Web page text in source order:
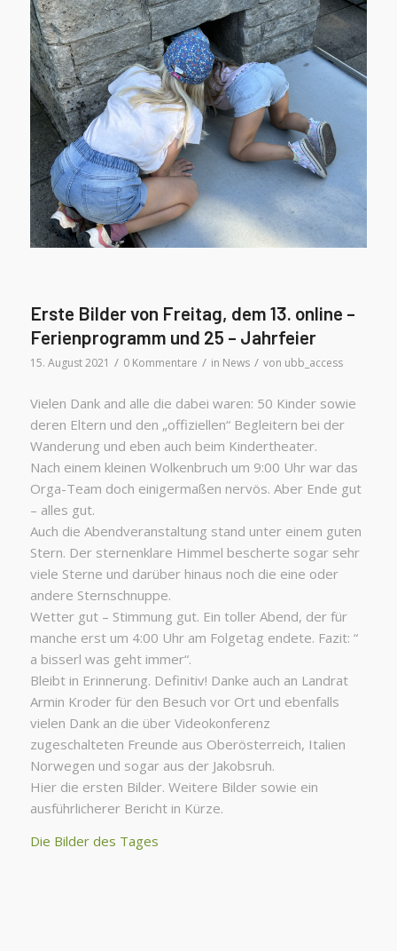
Erste Bilder von Freitag, dem 13. online –
Ferienprogramm und 25 – Jahrfeier
15. August 2021 / 0 Kommentare / in News / von ubb_access
Vielen Dank and alle die dabei waren: 50 Kinder sowie
deren Eltern und den „offiziellen“ Begleitern bei der
Wanderung und eben auch beim Kindertheater.
Nach einem kleinen Wolkenbruch um 9:00 Uhr war das
Orga-Team doch einigermaßen nervös. Aber Ende gut
– alles gut.
Auch die Abendveranstaltung stand unter einem guten
Stern. Der sternenklare Himmel bescherte sogar sehr
viele Sterne und darüber hinaus noch die eine oder
andere Sternschnuppe.
Wetter gut – Stimmung gut. Ein toller Abend, der für
manche erst um 4:00 Uhr am Folgetag endete. Fazit: “
a bisserl was geht immer“.
Bleibt in Erinnerung. Definitiv! Danke auch an Landrat
Armin Kroder für den Besuch vor Ort und ebenfalls
vielen Dank an die über Videokonferenz
zugeschalteten Freunde aus Oberösterreich, Italien
Norwegen und sogar aus der Jakobsruh.
Hier die ersten Bilder. Weitere Bilder sowie ein
ausführlicherer Bericht in Kürze.
Die Bilder des Tages